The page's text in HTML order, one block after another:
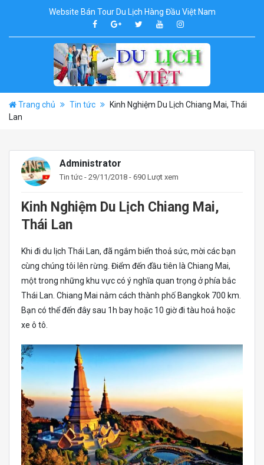
Website Bán Tour Du Lịch Hàng Đầu Việt Nam
Trang chủ Tin tức
Kinh Nghiệm Du Lịch Chiang Mai, Thái
Lan
Administrator
Tin tức - 29/11/2018 - 690 Lượt xem
Kinh Nghiệm Du Lịch Chiang Mai,
Thái Lan
Khi đi du lịch Thái Lan, đã ngắm biển thoả sức, mời các bạn
cùng chúng tôi lên rừng. Điểm đến đầu tiên là Chiang Mai,
một trong những khu vực có ý nghĩa quan trọng ở phía bắc
Thái Lan. Chiang Mai nằm cách thành phố Bangkok 700 km.
Bạn có thể đến đây sau 1h bay hoặc 10 giờ đi tàu hoả hoặc
xe ô tô.